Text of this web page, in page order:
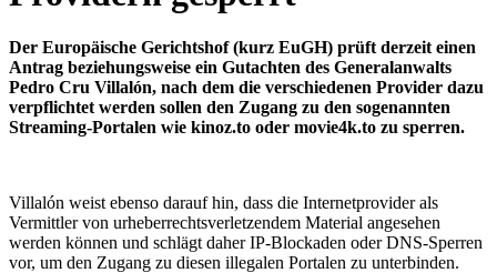
Der Europäische Gerichtshof (kurz EuGH) prüft derzeit einen
Antrag beziehungsweise ein Gutachten des Generalanwalts
Pedro Cru Villalón, nach dem die verschiedenen Provider dazu
verpflichtet werden sollen den Zugang zu den sogenannten
Streaming-Portalen wie kinoz.to oder movie4k.to zu sperren.
Villalón weist ebenso darauf hin, dass die Internetprovider als
Vermittler von urheberrechtsverletzendem Material angesehen
werden können und schlägt daher IP-Blockaden oder DNS-Sperren
vor, um den Zugang zu diesen illegalen Portalen zu unterbinden.